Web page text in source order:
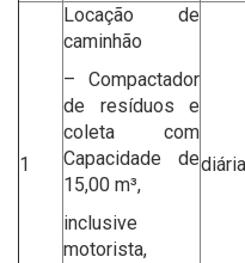
1
Locação de
caminhão
– Compactador
de resíduos e
coleta com
Capacidade de
15,00 m³,
inclusive
motorista,
diária